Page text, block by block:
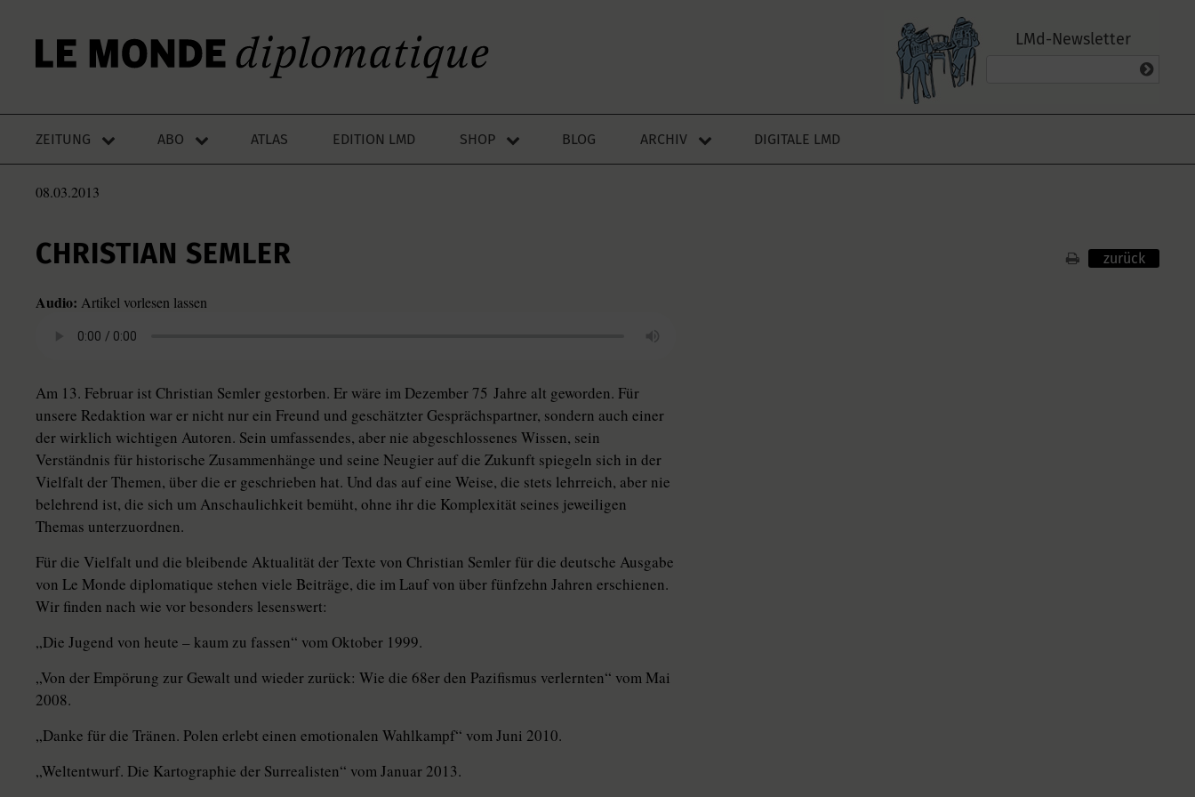
LMd-Newsletter
ZEITUNG ABO ATLAS EDITION LMD SHOP BLOG ARCHIV DIGITALE LMD
08.03.2013
CHRISTIAN SEMLER zurück
Audio: Artikel vorlesen lassen
Am 13. Februar ist Christian Semler gestorben. Er wäre im Dezember 75 Jahre alt geworden. Für
unsere Redaktion war er nicht nur ein Freund und geschätzter Gesprächspartner, sondern auch einer
der wirklich wichtigen Autoren. Sein umfassendes, aber nie abgeschlossenes Wissen, sein
Verständnis für historische Zusammenhänge und seine Neugier auf die Zukunft spiegeln sich in der
Vielfalt der Themen, über die er geschrieben hat. Und das auf eine Weise, die stets lehrreich, aber nie
belehrend ist, die sich um Anschaulichkeit bemüht, ohne ihr die Komplexität seines jeweiligen
Themas unterzuordnen.
Für die Vielfalt und die bleibende Aktualität der Texte von Christian Semler für die deutsche Ausgabe
von Le Monde diplomatique stehen viele Beiträge, die im Lauf von über fünfzehn Jahren erschienen.
Wir finden nach wie vor besonders lesenswert:
„Die Jugend von heute – kaum zu fassen“ vom Oktober 1999.
„Von der Empörung zur Gewalt und wieder zurück: Wie die 68er den Pazifismus verlernten“ vom Mai
2008.
„Danke für die Tränen. Polen erlebt einen emotionalen Wahlkampf“ vom Juni 2010.
„Weltentwurf. Die Kartographie der Surrealisten“ vom Januar 2013.